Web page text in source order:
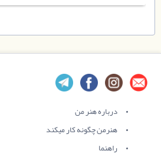
درباره هنر من
هنرمن چگونه کار میکند
راهنما